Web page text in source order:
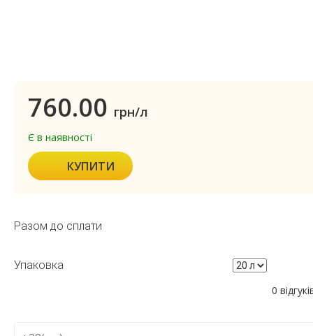
760.00 грн/л
Є в наявності
КУПИТИ
Разом до сплати
Упаковка
0